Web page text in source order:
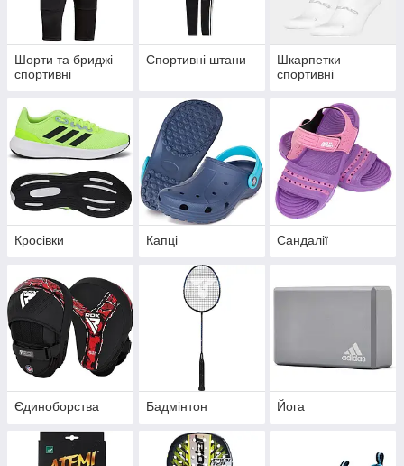
Шорти та бриджі
спортивні
Спортивні штани
Шкарпетки
спортивні
Кросівки Капці Сандалії
Єдиноборства Бадмінтон Йога